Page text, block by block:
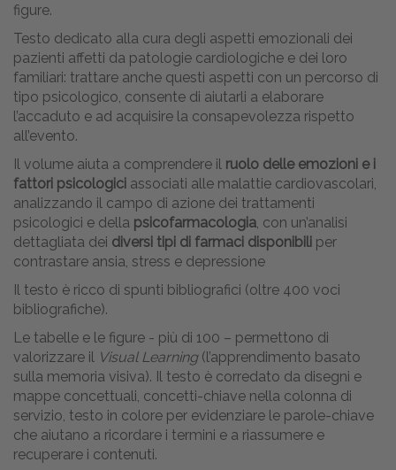
figure.
Testo dedicato alla cura degli aspetti emozionali dei
pazienti affetti da patologie cardiologiche e dei loro
familiari: trattare anche questi aspetti con un percorso di
tipo psicologico, consente di aiutarli a elaborare
l’accaduto e ad acquisire la consapevolezza rispetto
all’evento.
Il volume aiuta a comprendere il ruolo delle emozioni e i
fattori psicologici associati alle malattie cardiovascolari,
analizzando il campo di azione dei trattamenti
psicologici e della psicofarmacologia , con un’analisi
dettagliata dei diversi tipi di farmaci disponibili per
contrastare ansia, stress e depressione
Il testo è ricco di spunti bibliografici (oltre 400 voci
bibliografiche).
Le tabelle e le figure - più di 100 – permettono di
valorizzare il Visual Learning(l’apprendimento basato
sulla memoria visiva). Il testo è corredato da disegni e
mappe concettuali, concetti-chiave nella colonna di
servizio, testo in colore per evidenziare le parole-chiave
che aiutano a ricordare i termini e a riassumere e
recuperare i contenuti.